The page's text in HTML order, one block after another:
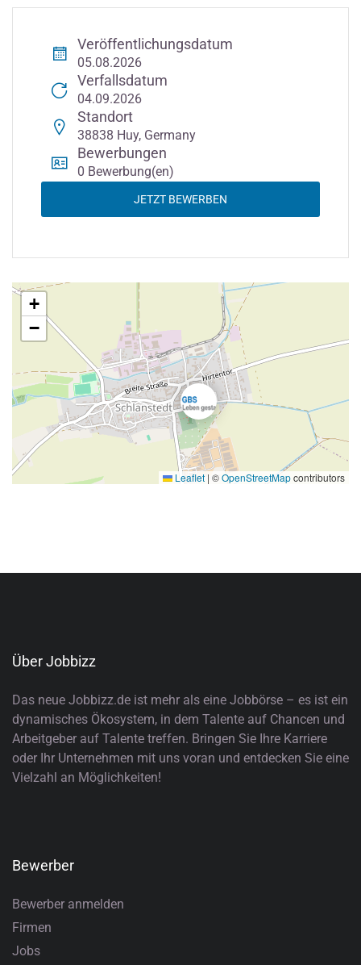
Veröffentlichungsdatum
05.08.2026
Verfallsdatum
04.09.2026
Standort
38838 Huy, Germany
Bewerbungen
0 Bewerbung(en)
JETZT BEWERBEN
+
−
Leaflet | ©OpenStreetMapcontributors
Über Jobbizz
Das neue Jobbizz.de ist mehr als eine Jobbörse – es ist ein
dynamisches Ökosystem, in dem Talente auf Chancen und
Arbeitgeber auf Talente treffen. Bringen Sie Ihre Karriere
oder Ihr Unternehmen mit uns voran und entdecken Sie eine
Vielzahl an Möglichkeiten!
Bewerber
Bewerber anmelden
Firmen
Jobs